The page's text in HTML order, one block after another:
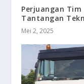
Perjuangan Tim
Tantangan
Mei 2, 2025